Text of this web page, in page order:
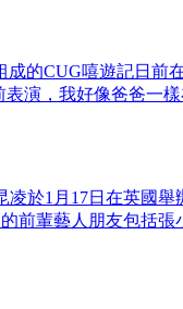
成的CUG嘻遊記日前
演，我好像爸爸一
凌於1月17日在英國
前輩藝人朋友包括